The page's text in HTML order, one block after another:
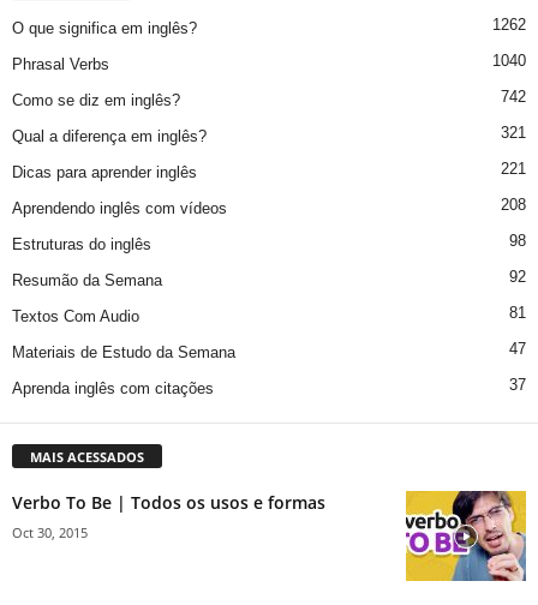
O que significa em inglês? 1262
Phrasal Verbs 1040
Como se diz em inglês? 742
Qual a diferença em inglês? 321
Dicas para aprender inglês 221
Aprendendo inglês com vídeos 208
Estruturas do inglês 98
Resumão da Semana 92
Textos Com Audio 81
Materiais de Estudo da Semana 47
Aprenda inglês com citações 37
MAIS ACESSADOS
Verbo To Be | Todos os usos e formas
Oct 30, 2015